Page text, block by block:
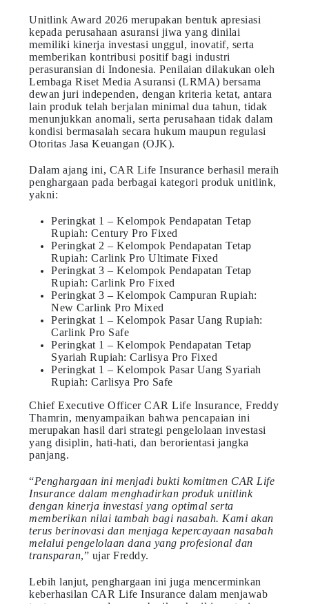
Unitlink Award 2026 merupakan bentuk apresiasi
kepada perusahaan asuransi jiwa yang dinilai
memiliki kinerja investasi unggul, inovatif, serta
memberikan kontribusi positif bagi industri
perasuransian di Indonesia. Penilaian dilakukan oleh
Lembaga Riset Media Asuransi (LRMA) bersama
dewan juri independen, dengan kriteria ketat, antara
lain produk telah berjalan minimal dua tahun, tidak
menunjukkan anomali, serta perusahaan tidak dalam
kondisi bermasalah secara hukum maupun regulasi
Otoritas Jasa Keuangan (OJK).
Dalam ajang ini, CAR Life Insurance berhasil meraih
penghargaan pada berbagai kategori produk unitlink,
yakni:
Peringkat 1 – Kelompok Pendapatan Tetap
Rupiah: Century Pro Fixed
Peringkat 2 – Kelompok Pendapatan Tetap
Rupiah: Carlink Pro Ultimate Fixed
Peringkat 3 – Kelompok Pendapatan Tetap
Rupiah: Carlink Pro Fixed
Peringkat 3 – Kelompok Campuran Rupiah:
New Carlink Pro Mixed
Peringkat 1 – Kelompok Pasar Uang Rupiah:
Carlink Pro Safe
Peringkat 1 – Kelompok Pendapatan Tetap
Syariah Rupiah: Carlisya Pro Fixed
Peringkat 1 – Kelompok Pasar Uang Syariah
Rupiah: Carlisya Pro Safe
Chief Executive Officer CAR Life Insurance, Freddy
Thamrin, menyampaikan bahwa pencapaian ini
merupakan hasil dari strategi pengelolaan investasi
yang disiplin, hati-hati, dan berorientasi jangka
panjang.
“Penghargaan ini menjadi bukti komitmen CAR Life
Insurance dalam menghadirkan produk unitlink
dengan kinerja investasi yang optimal serta
memberikan nilai tambah bagi nasabah. Kami akan
terus berinovasi dan menjaga kepercayaan nasabah
melalui pengelolaan dana yang profesional dan
transparan,” ujar Freddy.
Lebih lanjut, penghargaan ini juga mencerminkan
keberhasilan CAR Life Insurance dalam menjawab